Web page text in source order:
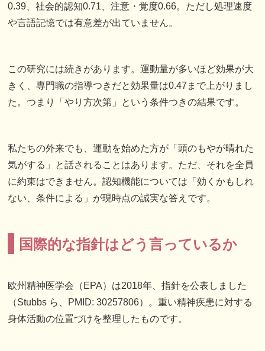
0.39、社会的認知0.71、注意・覚度0.66。ただし処理速度
や言語記憶では有意差が出ていません。
この研究には続きがあります。運動量が多いほど効果が大
きく、専門職の指導つきだと効果量は0.47まで上がりまし
た。つまり「やり方次第」という条件つきの結果です。
私たちの外来でも、運動を始めた方が「頭のもやが晴れた
気がする」と話されることはあります。ただ、それを全員
に約束はできません。認知機能については「効くかもしれ
ない、条件による」が現時点の誠実な答えです。
国際的な指針はどう言っているか
欧州精神医学会（EPA）は2018年、指針を公表しました
（Stubbs ら、PMID: 30257806）。重い精神疾患に対する
身体活動の位置づけを整理したものです。